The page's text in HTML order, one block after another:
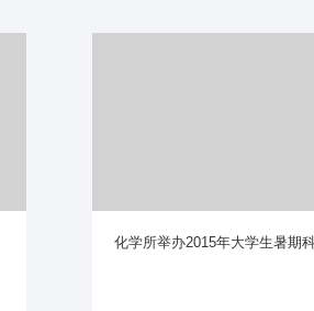
化学所举办2015年大学生暑期